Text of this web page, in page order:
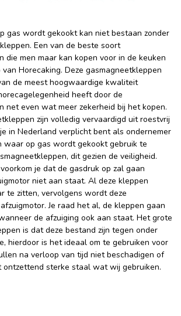
gas wordt gekookt kan niet bestaan zonder
Een van de beste soort
die men maar kan kopen voor in de keuken
Horecaking. Deze gasmagneetkleppen
de meest hoogwaardige kwaliteit
heeft door de
net even wat meer zekerheid bij het kopen.
zijn volledig vervaardigd uit roestvrij
in Nederland verplicht bent als ondernemer
waar op gas wordt gekookt gebruik te
dit gezien de veiligheid.
je dat de gasdruk op zal gaan
niet aan staat. Al deze kleppen
te zitten, vervolgens wordt deze
Je raad het al, de kleppen gaan
de afzuiging ook aan staat. Het grote
is dat deze bestand zijn tegen onder
hierdoor is het ideaal om te gebruiken voor
na verloop van tijd niet beschadigen of
ontzettend sterke staal wat wij gebruiken.